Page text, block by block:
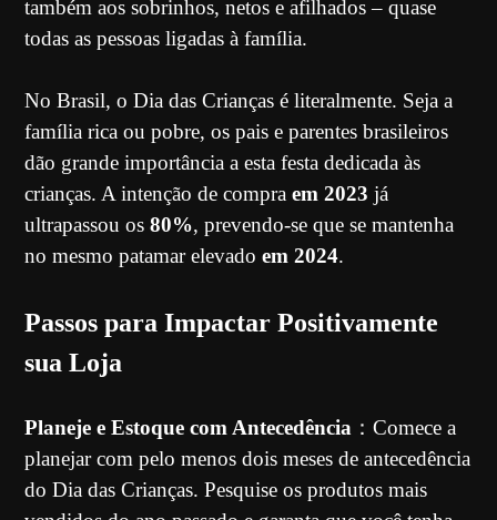
também aos sobrinhos, netos e afilhados – quase
todas as pessoas ligadas à família.
No Brasil, o Dia das Crianças é literalmente. Seja a
família rica ou pobre, os pais e parentes brasileiros
dão grande importância a esta festa dedicada às
crianças. A intenção de compraem 2023 já
ultrapassou os80%, prevendo-se que se mantenha
no mesmo patamar elevadoem 2024.
Passos para Impactar Positivamente
sua Loja
Planeje e Estoque com Antecedência ：Comece a
planejar com pelo menos dois meses de antecedência
do Dia das Crianças. Pesquise os produtos mais